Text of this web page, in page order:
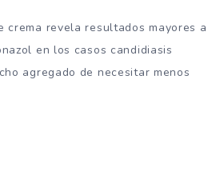
crema revela resultados mayores a
en los casos candidiasis
agregado de necesitar menos